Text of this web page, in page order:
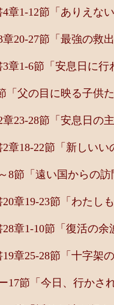
章1-12節「ありえな
20-27節「最強の救
章1-6節「安息日に行
「父の目に映る子供
23-28節「安息日の
章18-22節「新しい
8節「遠い国からの訪
章19-23節「わたし
章1-10節「復活の余
章25-28節「十字架
17節「今日、行かさ